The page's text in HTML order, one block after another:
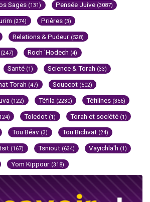
Sages (131) Pensée Juive (3087)
(274) Prières (3)
Relations & Pudeur (528)
(247) Roch 'Hodech (4)
Santé (1) Science & Torah (33)
Torah (47) Souccot (502)
(122) Téfila (2230) Téfilines (356)
Toledot (1) Torah et société (1)
Tou Béav (3) Tou Bichvat (24)
(167) Tsniout (634) Vayichla'h (1)
Yom Kippour (318)